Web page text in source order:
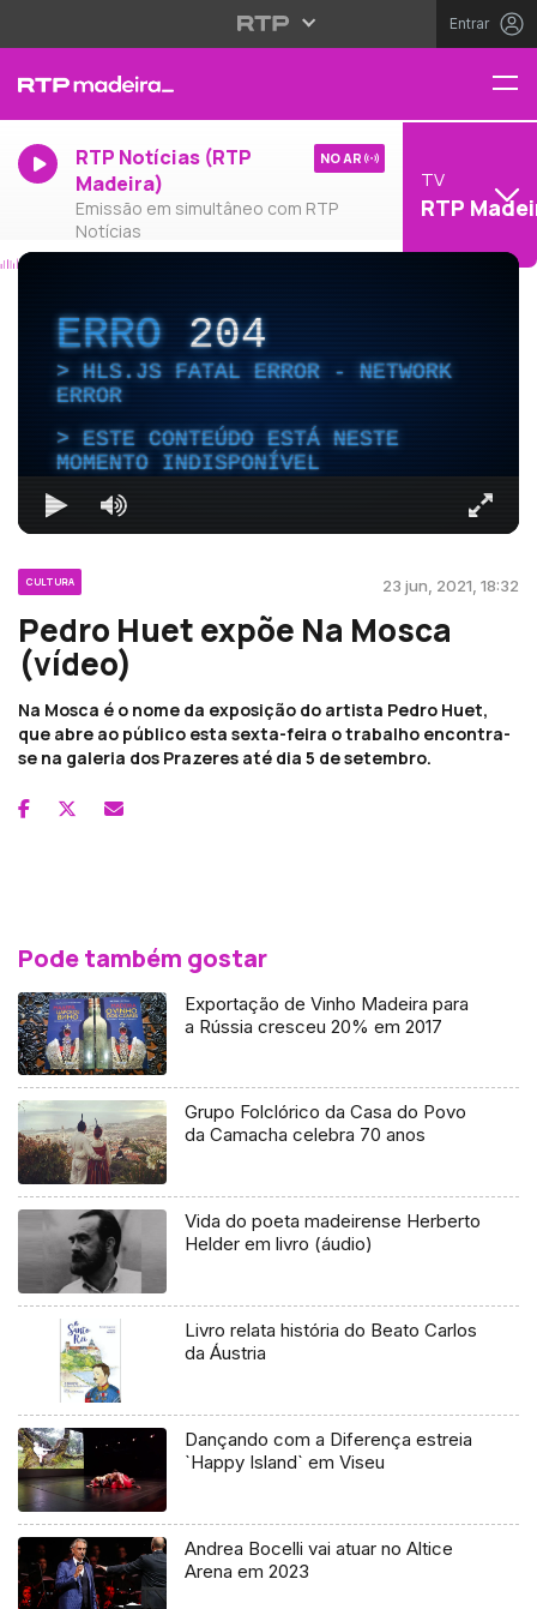
Entrar
RTP Notícias (RTP
Madeira)
Emissão em simultâneo com RTP
Notícias
NO AR
TV
RTP
ERRO204
HLS.JS FATAL ERROR - NETWORK
ERROR
ESTE CONTEÚDO ESTÁ NESTE
MOMENTO INDISPONÍVEL
CULTURA 23 jun, 2021, 18:32
Pedro Huet expõe Na Mosca
(vídeo)
Na Mosca é o nome da exposição do artista Pedro Huet,
que abre ao público esta sexta-feira o trabalho encontra-
se na galeria dos Prazeres até dia 5 de setembro.
Pode também gostar
Exportação de Vinho Madeira para
a Rússia cresceu 20% em 2017
Grupo Folclórico da Casa do Povo
da Camacha celebra 70 anos
Vida do poeta madeirense Herberto
Helder em livro (áudio)
Livro relata história do Beato Carlos
da Áustria
Dançando com a Diferença estreia
`Happy Island` em Viseu
Andrea Bocelli vai atuar no Altice
Arena em 2023